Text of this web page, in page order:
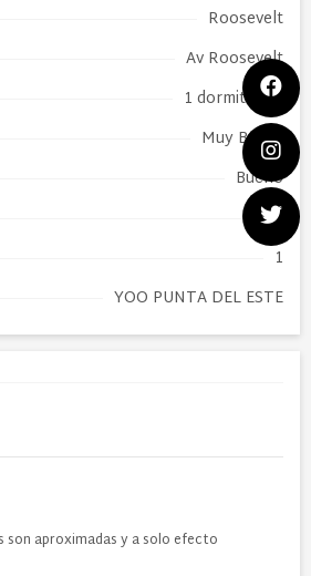
Roosevelt
Av Roosevelt
1 dormitorios
Muy Buena
Bueno
1
1
YOO PUNTA DEL ESTE
son aproximadas y a solo efecto